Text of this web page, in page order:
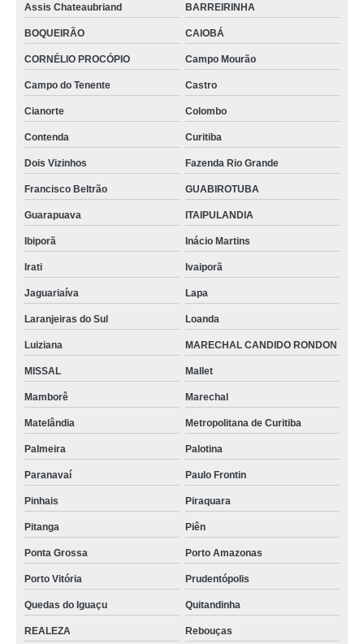
Assis Chateaubriand BARREIRINHA
BOQUEIRÃO CAIOBÁ
CORNÉLIO PROCÓPIO Campo Mourão
Campo do Tenente Castro
Cianorte Colombo
Contenda Curitiba
Dois Vizinhos Fazenda Rio Grande
Francisco Beltrão GUABIROTUBA
Guarapuava ITAIPULANDIA
Ibiporã Inácio Martins
Irati Ivaiporã
Jaguariaíva Lapa
Laranjeiras do Sul Loanda
Luiziana MARECHAL CANDIDO RONDON
MISSAL Mallet
Mamborê Marechal
Matelândia Metropolitana de Curitiba
Palmeira Palotina
Paranavaí Paulo Frontin
Pinhais Piraquara
Pitanga Piên
Ponta Grossa Porto Amazonas
Porto Vitória Prudentópolis
Quedas do Iguaçu Quitandinha
REALEZA Rebouças